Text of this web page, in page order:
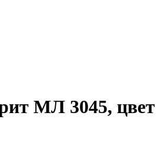
МЛ 3045, цвет